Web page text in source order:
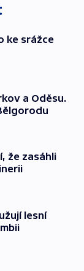
ke srážce
a Oděsu.
že zasáhli
lesní